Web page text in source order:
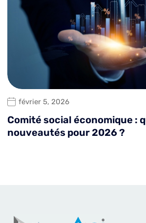
février 5, 2026
Comité social économique :
nouveautés pour 2026 ?